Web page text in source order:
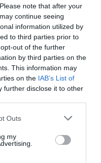
note that after your
continue seeing
information utilized by
to third parties prior to
out of the further
by third parties on the
This information may
on the IAB’s List of
further disclose it to other
Outs
my
ελέγξει
και Γόμορρα